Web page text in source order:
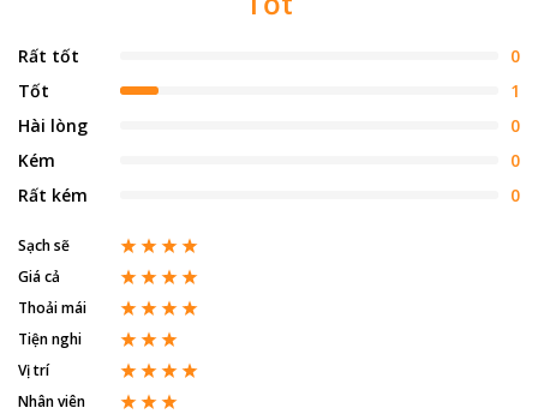
Rất tốt
0
Tốt
1
Hài lòng
0
Kém
0
Rất kém
0
Sạch sẽ
Giá cả
Thoải mái
Tiện nghi
Vị trí
Nhân viên